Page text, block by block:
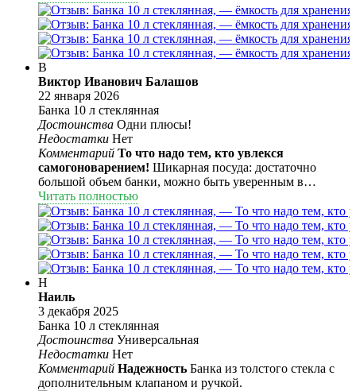
Переворачивал банку с жидкостью, не травит.
В
Виктор Иванович Балашов
22 января 2026
Банка 10 л стеклянная
Достоинства Одни плюсы!
Недостатки Нет
Комментарий То что надо тем, кто увлекся
самогоноварением! Шикарная посуда: достаточно
большой объем банки, можно быть уверенным в
толстом и прозрачном стекле банки, крепкая и надежная
ручка, двух компонентная крышка. Объем банки очень
выручает при необходимости развести воду спиртом,
для получения напитка нужной крепости, а также для
очистки продукта кокосовым углем. Думаю приобрести
еще 2-3 таких банки для хранения спитра и
изготовления настоек. Честно и от души рекомендую
эту посудину, берите - не пожалеете!
Читать полностью
Н
Наиль
3 декабря 2025
Банка 10 л стеклянная
Достоинства Универсальная
Недостатки Нет
Комментарий Надежность Банка из толстого стекла с
дополнительным клапаном и ручкой.